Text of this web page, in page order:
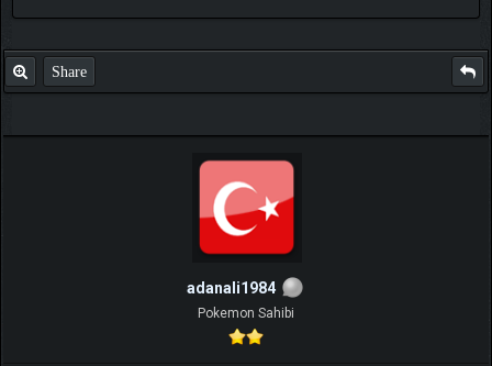
Share
adanali1984
Pokemon Sahibi